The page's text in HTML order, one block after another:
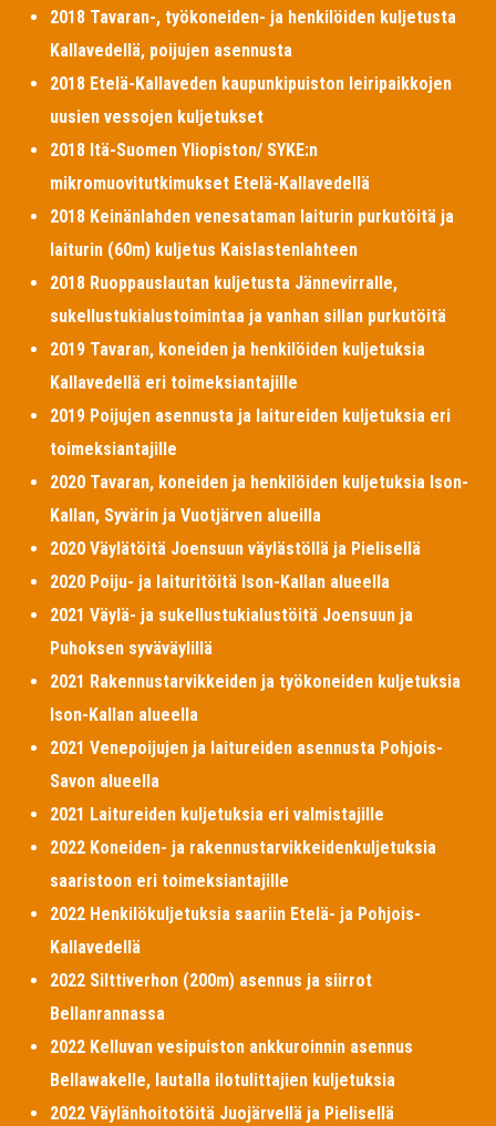
2018 Tavaran-, työkoneiden- ja henkilöiden kuljetusta
Kallavedellä, poijujen asennusta
2018 Etelä-Kallaveden kaupunkipuiston leiripaikkojen
uusien vessojen kuljetukset
2018 Itä-Suomen Yliopiston/ SYKE:n
mikromuovitutkimukset Etelä-Kallavedellä
2018 Keinänlahden venesataman laiturin purkutöitä ja
laiturin (60m) kuljetus Kaislastenlahteen
2018 Ruoppauslautan kuljetusta Jännevirralle,
sukellustukialustoimintaa ja vanhan sillan purkutöitä
2019 Tavaran, koneiden ja henkilöiden kuljetuksia
Kallavedellä eri toimeksiantajille
2019 Poijujen asennusta ja laitureiden kuljetuksia eri
toimeksiantajille
2020 Tavaran, koneiden ja henkilöiden kuljetuksia Ison-
Kallan, Syvärin ja Vuotjärven alueilla
2020 Väylätöitä Joensuun väylästöllä ja Pielisellä
2020 Poiju- ja laituritöitä Ison-Kallan alueella
2021 Väylä- ja sukellustukialustöitä Joensuun ja
Puhoksen syväväylillä
2021 Rakennustarvikkeiden ja työkoneiden kuljetuksia
Ison-Kallan alueella
2021 Venepoijujen ja laitureiden asennusta Pohjois-
Savon alueella
2021 Laitureiden kuljetuksia eri valmistajille
2022 Koneiden- ja rakennustarvikkeidenkuljetuksia
saaristoon eri toimeksiantajille
2022 Henkilökuljetuksia saariin Etelä- ja Pohjois-
Kallavedellä
2022 Silttiverhon (200m) asennus ja siirrot
Bellanrannassa
2022 Kelluvan vesipuiston ankkuroinnin asennus
Bellawakelle, lautalla ilotulittajien kuljetuksia
2022 Väylänhoitotöitä Juojärvellä ja Pielisellä